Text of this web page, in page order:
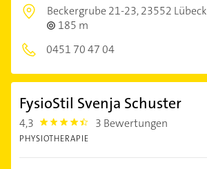
Beckergrube 21-23,23552 Lübeck
185 m
0451 70 47 04
FysioStil Svenja Schuster
4,3 4.3 3 Bewertungen
PHYSIOTHERAPIE